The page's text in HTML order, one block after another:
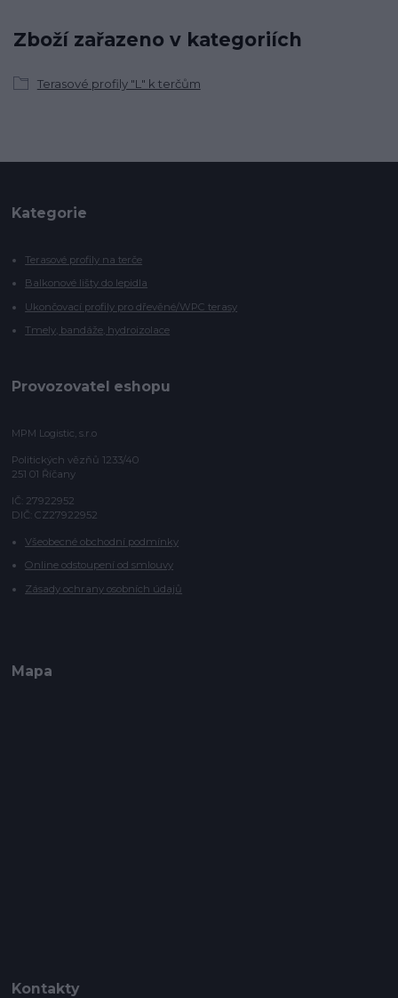
Zboží zařazeno v kategoriích
Terasové profily "L" k terčům
Kategorie
Terasové profily na terče
Balkonové lišty do lepidla
Ukončovací profily pro dřevěné/WPC terasy
Tmely, bandáže, hydroizolace
Provozovatel eshopu
MPM Logistic, s.r.o
Politických vězňů 1233/40
251 01 Říčany
IČ: 27922952
DIČ: CZ27922952
Všeobecné obchodní podmínky
Online odstoupení od smlouvy
Zásady ochrany osobních údajů
Mapa
Kontakty